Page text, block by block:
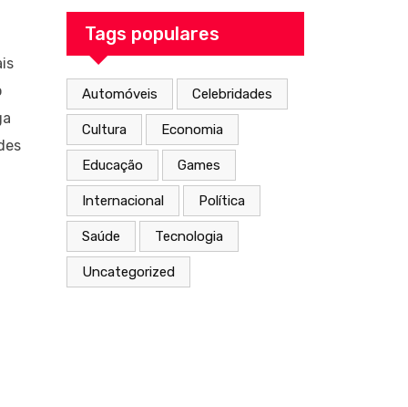
Out
Tags populares
Automóveis Celebridades
Cultura Economia
Educação Games
Internacional Política
Saúde Tecnologia
Uncategorized